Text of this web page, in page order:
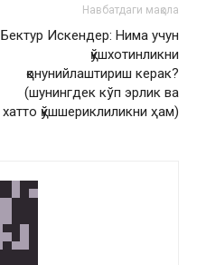
Навбатдаги мақола
Бектур Искендер: Нима учун
қўшхотинликни
қонунийлаштириш керак?
(шунингдек кўп эрлик ва
хатто қўшшериклиликни ҳам)